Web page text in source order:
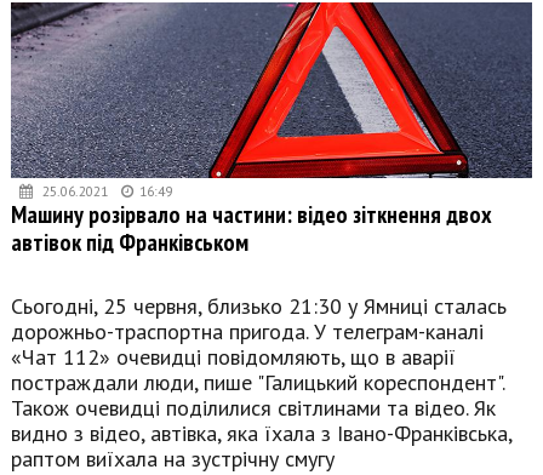
25.06.2021 16:49
Машину розірвало на частини: відео зіткнення двох
автівок під Франківськом
Сьогодні, 25 червня, близько 21:30 у Ямниці сталась
дорожньо-траспортна пригода. У телеграм-каналі
«Чат 112» очевидці повідомляють, що в аварії
постраждали люди, пише "Галицький кореспондент".
Також очевидці поділилися світлинами та відео. Як
видно з відео, автівка, яка їхала з Івано-Франківська,
раптом виїхала на зустрічну смугу